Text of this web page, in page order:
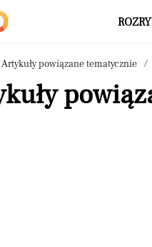
Artykuły powiązane tematycznie